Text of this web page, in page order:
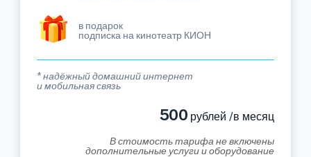
в подарок
подписка на кинотеатр КИОН
* надёжный домашний интернет
и мобильная связь
500 рублей /в месяц
В стоимость тарифа не включены
дополнительные услуги и оборудование